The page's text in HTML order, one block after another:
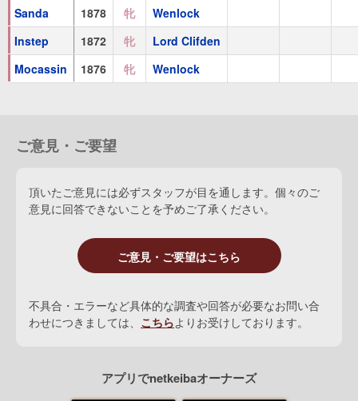
Lady Wilton
(牝 1882Countryman
Aura
(牝1886 黒鹿毛Richmond)
Sainfoin (牡 1888 Richmond)
Mocassin (牝1876 鹿毛Wenlock)
Migrane
1891 栗毛Flageolet )
Sanda 1878 牝
Wenlock
Instep
1872 牝
Lord Clifden
Mocassin
1876 牝 Wenlock
ご意見・ご要望
頂いたご意見には必ずスタッフが目を通します。個々のご
意見に回答できないことを予めご了承ください。
ご意見・ご要望はこちら
不具合・エラーなど具体的な調査や回答が必要なお問い合
わせにつきましては、 こちらよりお受けしております。
アプリでnetkeibaオーナーズ